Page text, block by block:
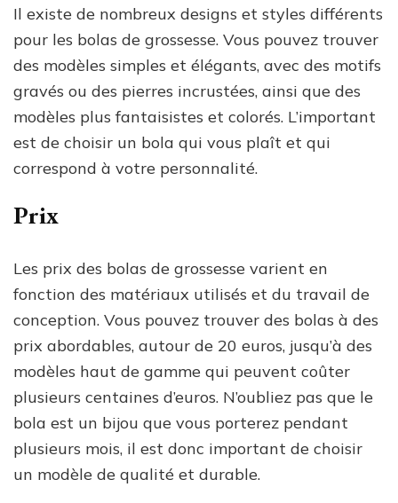
Il existe de nombreux designs et styles différents
pour les bolas de grossesse. Vous pouvez trouver
des modèles simples et élégants, avec des motifs
gravés ou des pierres incrustées, ainsi que des
modèles plus fantaisistes et colorés. L’important
est de choisir un bola qui vous plaît et qui
correspond à votre personnalité.
Prix
Les prix des bolas de grossesse varient en
fonction des matériaux utilisés et du travail de
conception. Vous pouvez trouver des bolas à des
prix abordables, autour de 20 euros, jusqu’à des
modèles haut de gamme qui peuvent coûter
plusieurs centaines d’euros. N’oubliez pas que le
bola est un bijou que vous porterez pendant
plusieurs mois, il est donc important de choisir
un modèle de qualité et durable.